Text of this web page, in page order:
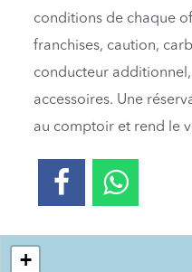
conditions de chaque
franchises, caution,
conducteur additionnel,
accessoires. Une
au comptoir et rend le
Loading....
+